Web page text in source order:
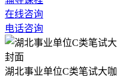
在线咨询
电话咨询
湖北事业单位C类笔试大